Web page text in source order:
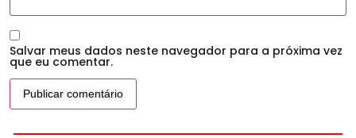
Salvar meus dados neste navegador para a próxima vez
que eu comentar.